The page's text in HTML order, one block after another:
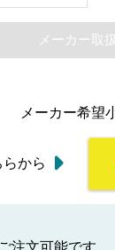
メーカー取
メーカー希望
から
注文可能です。